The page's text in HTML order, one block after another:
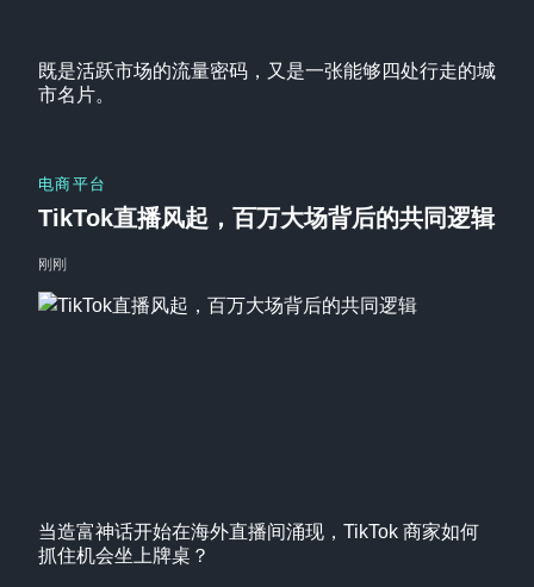
既是活跃市场的流量密码，又是一张能够四处行走的城
市名片。
当造富神话开始在海外直播间涌现，TikTok 商家如何
抓住机会坐上牌桌？
电商平台
TikTok直播风起，百万大场背后的共同逻辑
刚刚